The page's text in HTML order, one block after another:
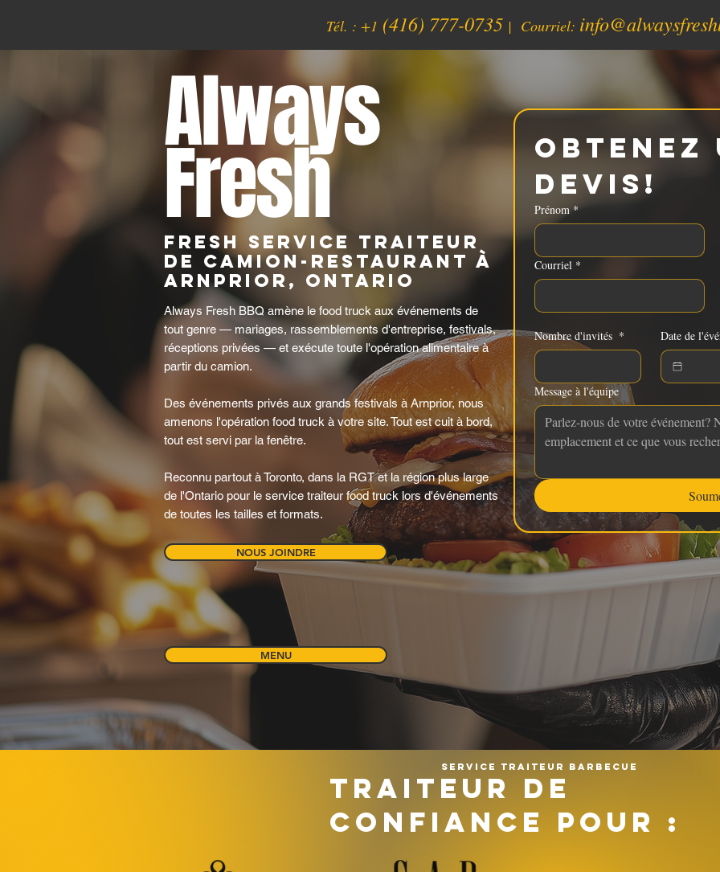
Tél. : +1 (416) 777-0735| Courriel:
Always
Fresh
Fresh Service traiteur
de camion-restaurant à
Arnprior, Ontario
Always Fresh BBQ amène le food truck aux événements de
tout genre — mariages, rassemblements d'entreprise, festivals,
réceptions privées — et exécute toute l'opération alimentaire à
partir du camion.
Des événements privés aux grands festivals à Arnprior, nous
amenons l'opération food truck à votre site. Tout est cuit à bord,
tout est servi par la fenêtre.
Reconnu partout à Toronto, dans la RGT et la région plus large
de l'Ontario pour le service traiteur food truck lors d'événements
de toutes les tailles et formats.
NOUS JOINDRE
Obtenez
devis!
Prénom *
Courriel *
Nombre d'invités * Date de
Message à l'équipe
MENU
Service traiteur barbecue
TRAITEUR DE
CONFIANCE POUR :